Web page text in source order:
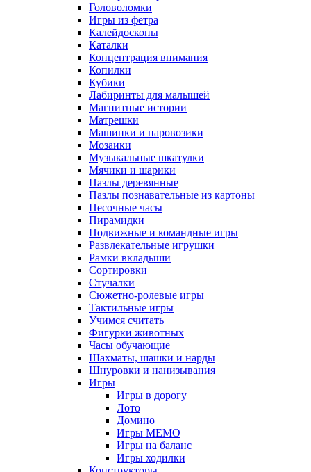
Головоломки
Игры из фетра
Калейдоскопы
Каталки
Концентрация внимания
Копилки
Кубики
Лабиринты для малышей
Магнитные истории
Матрешки
Машинки и паровозики
Мозаики
Музыкальные шкатулки
Мячики и шарики
Пазлы деревянные
Пазлы познавательные из картоны
Песочные часы
Пирамидки
Подвижные и командные игры
Развлекательные игрушки
Рамки вкладыши
Сортировки
Стучалки
Сюжетно-ролевые игры
Тактильные игры
Учимся считать
Фигурки животных
Часы обучающие
Шахматы, шашки и нарды
Шнуровки и нанизывания
Игры
Игры в дорогу
Лото
Домино
Игры МЕМО
Игры на баланс
Игры ходилки